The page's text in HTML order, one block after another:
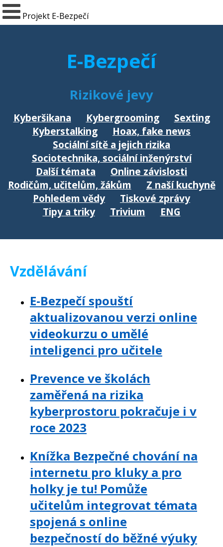
Projekt E-Bezpečí
E-Bezpečí
Rizikové jevy
Kyberšikana Kybergrooming
Sexting
Kyberstalking
Hoax, fake news
Sociální sítě a jejich rizika
Sociotechnika, sociální inženýrství
Další témata
Online závislosti
Rodičům, učitelům, žákům
Z naší kuchyně
Pohledem vědy
Tiskové zprávy
Tipy a triky
Trivium ENG
Vzdělávání
E-Bezpečí spouští
aktualizovanou verzi online
videokurzu o umělé
inteligenci pro učitele
Prevence ve školách
zaměřená na rizika
kyberprostoru pokračuje i v
roce 2023
Knížka Bezpečné chování na
internetu pro kluky a pro
holky je tu! Pomůže
učitelům integrovat témata
spojená s online
bezpečností do běžné výuky